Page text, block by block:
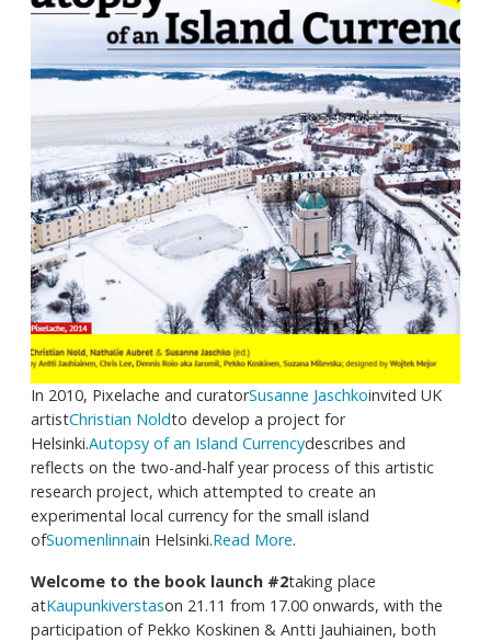
In 2010, Pixelache and curatorSusanne Jaschkoinvited UK
artistChristian Noldto develop a project for
Helsinki.Autopsy of an Island Currencydescribes and
reflects on the two-and-half year process of this artistic
research project, which attempted to create an
experimental local currency for the small island
ofSuomenlinnain Helsinki.Read More.
Welcome to the book launch #2taking place
atKaupunkiverstason 21.11 from 17.00 onwards, with the
participation of Pekko Koskinen & Antti Jauhiainen, both